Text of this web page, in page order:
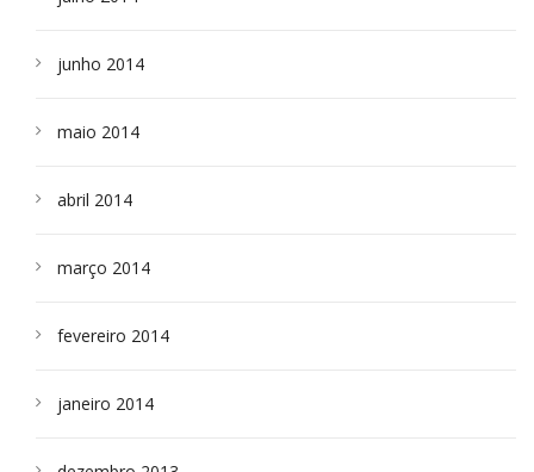
junho 2014
maio 2014
abril 2014
março 2014
fevereiro 2014
janeiro 2014